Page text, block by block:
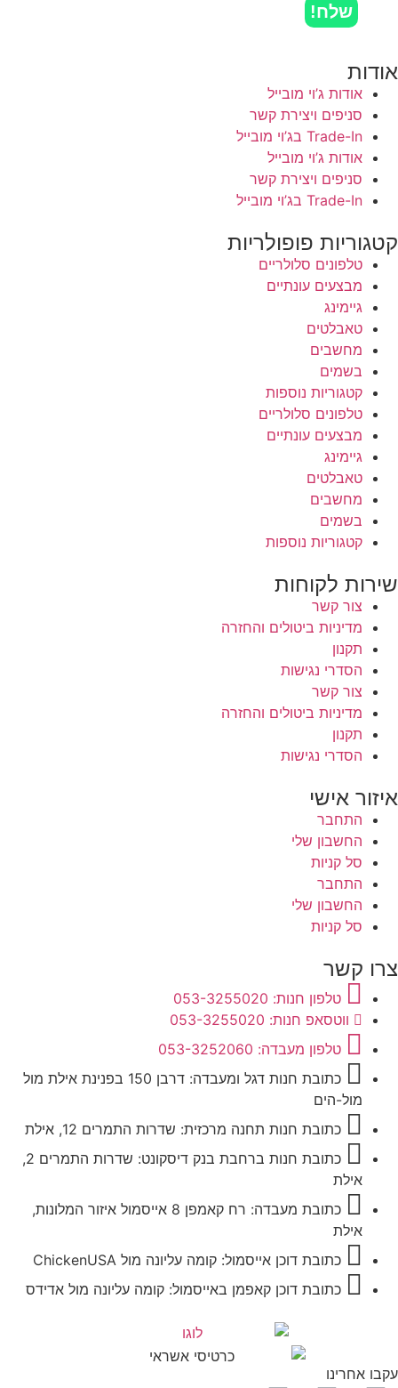
שלח!
אודות
אודות ג’וי מובייל
סניפים ויצירת קשר
Trade-In בג’וי מובייל
אודות ג’וי מובייל
סניפים ויצירת קשר
Trade-In בג’וי מובייל
קטגוריות פופולריות
טלפונים סלולריים
מבצעים עונתיים
גיימינג
טאבלטים
מחשבים
בשמים
קטגוריות נוספות
טלפונים סלולריים
מבצעים עונתיים
גיימינג
טאבלטים
מחשבים
בשמים
קטגוריות נוספות
שירות לקוחות
צור קשר
מדיניות ביטולים והחזרה
תקנון
הסדרי נגישות
צור קשר
מדיניות ביטולים והחזרה
תקנון
הסדרי נגישות
איזור אישי
התחבר
החשבון שלי
סל קניות
התחבר
החשבון שלי
סל קניות
צרו קשר
טלפון חנות: 053-3255020
ווטסאפ חנות: 053-3255020
טלפון מעבדה: 053-3252060
כתובת חנות דגל ומעבדה: דרבן 150 בפנינת אילת מול
מול-הים
כתובת חנות תחנה מרכזית: שדרות התמרים 12, אילת
כתובת חנות ברחבת בנק דיסקונט: שדרות התמרים 2,
אילת
כתובת מעבדה: רח קאמפן 8 אייסמול איזור המלונות,
אילת
כתובת דוכן אייסמול: קומה עליונה מול ChickenUSA
כתובת דוכן קאפמן באייסמול: קומה עליונה מול אדידס
עקבו אחרינו